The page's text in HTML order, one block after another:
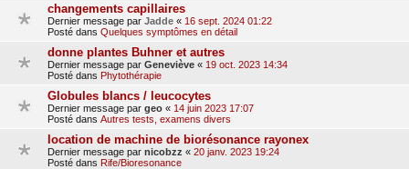
changements capillaires
Dernier message par Jadde « 16 sept. 2024 01:22
Posté dans Quelques symptômes en détail
donne plantes Buhner et autres
Dernier message par Geneviève « 19 oct. 2023 14:34
Posté dans Phytothérapie
Globules blancs / leucocytes
Dernier message par geo « 14 juin 2023 17:07
Posté dans Autres tests, examens divers
location de machine de biorésonance rayonex
Dernier message par nicobzz « 20 janv. 2023 19:24
Posté dans Rife/Bioresonance